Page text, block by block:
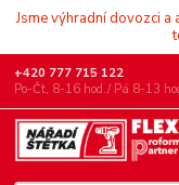
Jsme výhradní dovozci
+420 777 715 122
Po-Čt, 8-16 hod./ Pá 8-13